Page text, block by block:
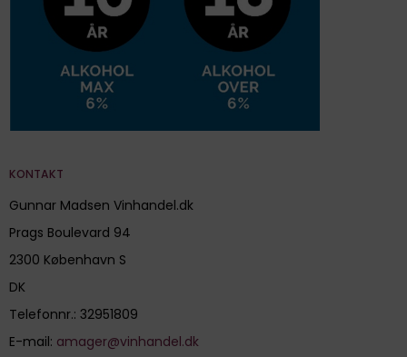
KONTAKT
Gunnar Madsen Vinhandel.dk
Prags Boulevard 94
2300 København S
DK
Telefonnr.: 32951809
E-mail: amager@vinhandel.dk